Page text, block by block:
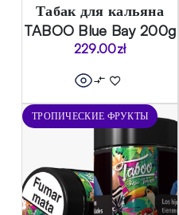
Табак для кальяна
TABOO Blue Bay 200g
229.00zł
ТРОПИЧЕСКИЕ ФРУКТЫ